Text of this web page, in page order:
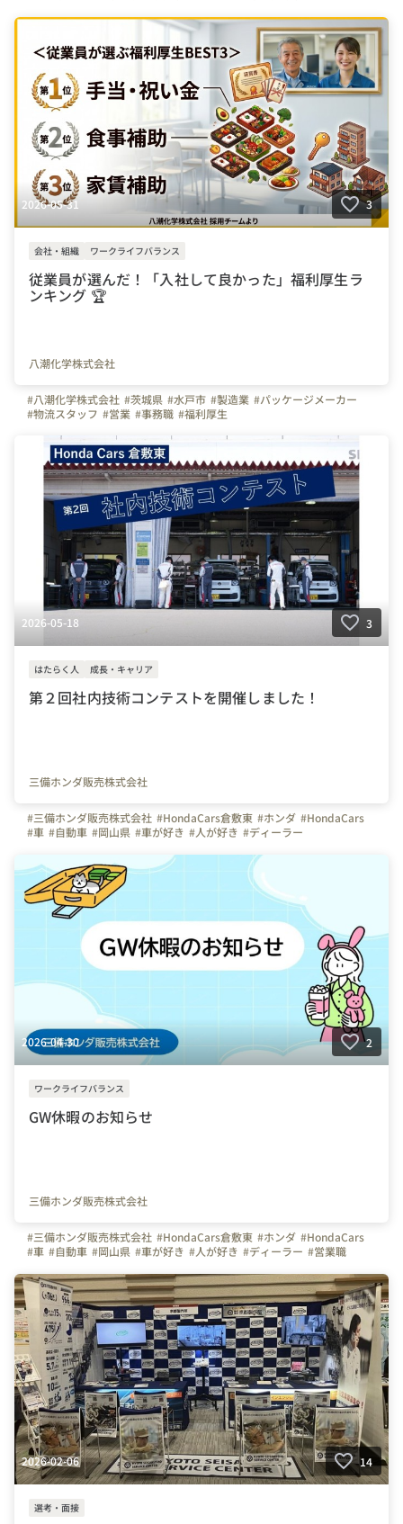
2026-05-31 3
会社・組織 ワークライフバランス
従業員が選んだ！「入社して良かった」福利厚生ラ
ンキング 🏆
八潮化学株式会社
#八潮化学株式会社 #茨城県 #水戸市 #製造業 #パッケージメーカー
#物流スタッフ #営業 #事務職 #福利厚生
2026-05-18 3
はたらく人 成長・キャリア
第２回社内技術コンテストを開催しました！
三備ホンダ販売株式会社
#三備ホンダ販売株式会社 #HondaCars倉敷東 #ホンダ #HondaCars
#車 #自動車 #岡山県 #車が好き #人が好き #ディーラー
2026-04-30 2
ワークライフバランス
GW休暇のお知らせ
三備ホンダ販売株式会社
#三備ホンダ販売株式会社 #HondaCars倉敷東 #ホンダ #HondaCars
#車 #自動車 #岡山県 #車が好き #人が好き #ディーラー #営業職
2026-02-06 14
選考・面接